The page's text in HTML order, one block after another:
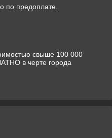
по предоплате.
свыше 100 000
в черте города